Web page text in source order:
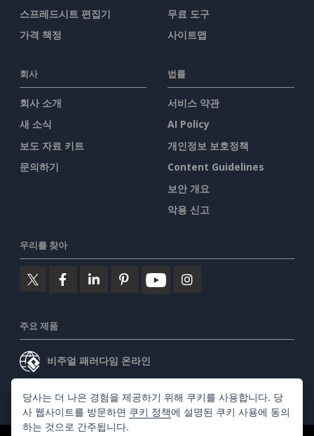
스프레드시트 편집기
가격 책정
무료 도구
사이트맵
회사
회사 소개
새 소식
보도 자료 키트
문의하기
법률
서비스 약관
AI Policy
개인정보 보호정책
Content Guidelines
보안 개요
악용 신고
우리를 찾아
주요 제품
비주얼 패러다임 온라인
비주얼 패러다임 데스크톱
당사는 더 나은 경험을 제공하기 위해 쿠키를 사용합니다. 당
사 웹사이트를 방문하면 쿠키 정책에 설명된 쿠키 사용에 동의
하는 것으로 간주됩니다.